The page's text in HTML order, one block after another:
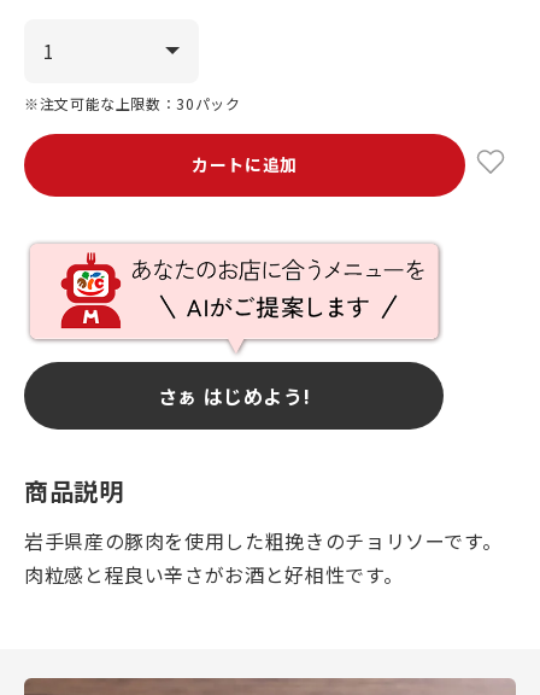
※注文可能な上限数：30パック
カートに追加
さぁ はじめよう!
商品説明
岩手県産の豚肉を使用した粗挽きのチョリソーです。
肉粒感と程良い辛さがお酒と好相性です。